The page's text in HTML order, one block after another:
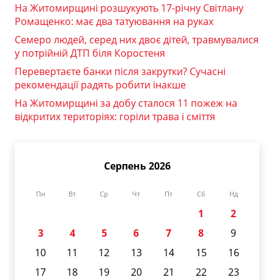
На Житомирщині розшукують 17-річну Світлану
Ромащенко: має два татуювання на руках
Семеро людей, серед них двоє дітей, травмувалися
у потрійній ДТП біля Коростеня
Перевертаєте банки після закрутки? Сучасні
рекомендації радять робити інакше
На Житомирщині за добу сталося 11 пожеж на
відкритих територіях: горіли трава і сміття
Серпень 2026
Пн Вт Ср Чт Пт Сб Нд
1
2
3
4 5 6 7 8
9
10
11 12 13 14 15
16
17
18 19 20 21 22
23